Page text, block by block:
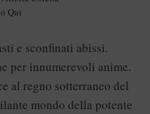
Qui
e sconfinati abissi.
per innumerevoli anime.
al regno sotterraneo del
mondo della potente